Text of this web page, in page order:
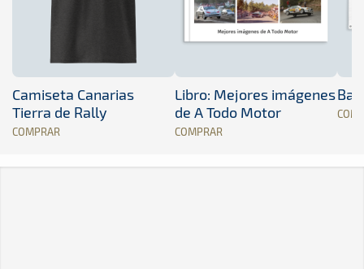
Camiseta Canarias
Tierra de Rally
COMPRAR
Libro: Mejores imágenes
de A Todo Motor
COMPRAR